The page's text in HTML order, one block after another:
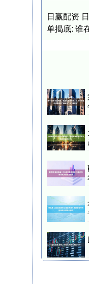
日赢配资
单揭底: 谁